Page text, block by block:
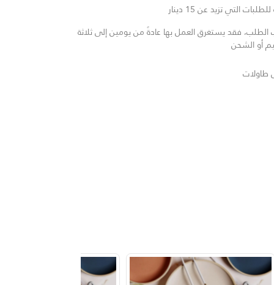
التي تزيد عن 15 دينار
فقد يستغرق العمل بها عادةً من يومين إلى ثلاثة
أو الشحن
طاولات